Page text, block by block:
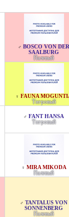
♂ BOSCO VON DER
SAALBURG
Палевый
♀ FAUNA
Тигровый
♂ FANT HANSA
Тигровый
♀ MIRA MIKODA
Палевый
♂ TANTALUS VON
SONNENBERG
Палевый